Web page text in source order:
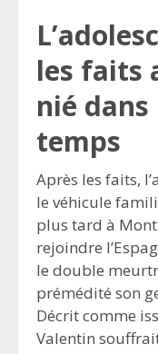
les faits
nié
temps
Après les faits,
le véhicule
plus tard à
rejoindre
le double
prémédité son
Décrit comme
Valentin